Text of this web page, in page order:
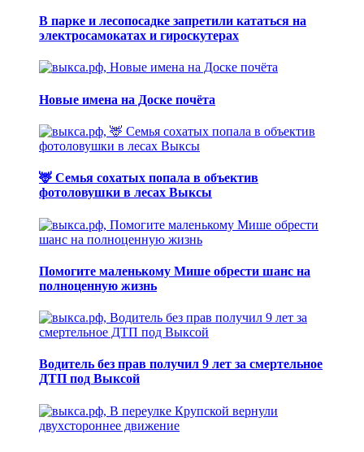
В парке и лесопосадке запретили кататься на
электросамокатах и гироскутерах
Новые имена на Доске почёта
🦌 Семья сохатых попала в объектив
фотоловушки в лесах Выксы
Помогите маленькому Мише обрести шанс на
полноценную жизнь
Водитель без прав получил 9 лет за смертельное
ДТП под Выксой